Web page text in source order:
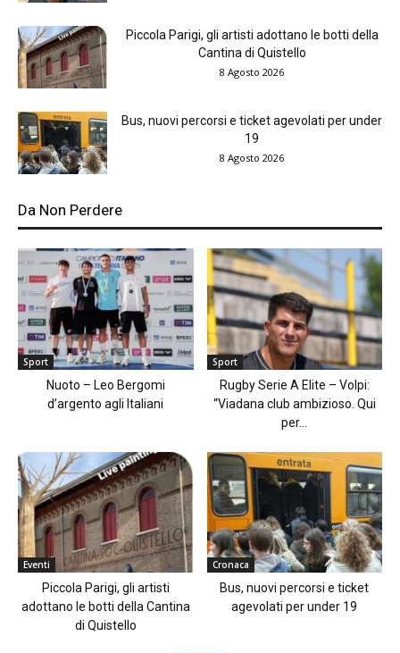
Piccola Parigi, gli artisti adottano le botti della
Cantina di Quistello
8 Agosto 2026
Bus, nuovi percorsi e ticket agevolati per under
19
8 Agosto 2026
Da Non Perdere
Sport
Nuoto – Leo Bergomi
d’argento agli Italiani
Sport
Rugby Serie A Elite – Volpi:
“Viadana club ambizioso. Qui
per...
Eventi
Piccola Parigi, gli artisti
adottano le botti della Cantina
di Quistello
Cronaca
Bus, nuovi percorsi e ticket
agevolati per under 19